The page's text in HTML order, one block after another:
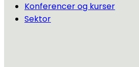
Konferencer og kurser
Sektor